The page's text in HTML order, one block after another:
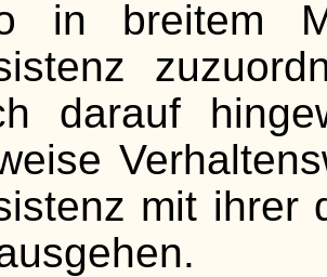
in breitem
darauf
mit ihrer